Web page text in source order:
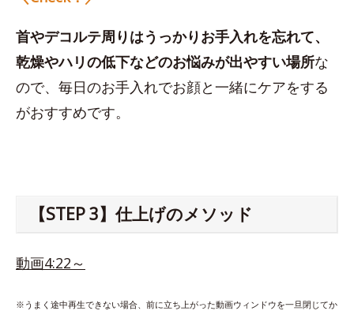
首やデコルテ周りはうっかりお手入れを忘れて、
乾燥やハリの低下などのお悩みが出やすい場所な
ので、毎日のお手入れでお顔と一緒にケアをする
がおすすめです。
【STEP 3】仕上げのメソッド
動画4:22～
※うまく途中再生できない場合、前に立ち上がった動画ウィンドウを一旦閉じてか